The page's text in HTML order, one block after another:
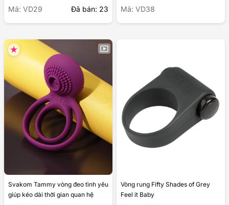
Mã: VD29
Đã bán: 23
Mã: VD38
Svakom Tammy vòng đeo tình yêu
giúp kéo dài thời gian quan hệ
Vòng rung Fifty Shades of Grey
Feel it Baby